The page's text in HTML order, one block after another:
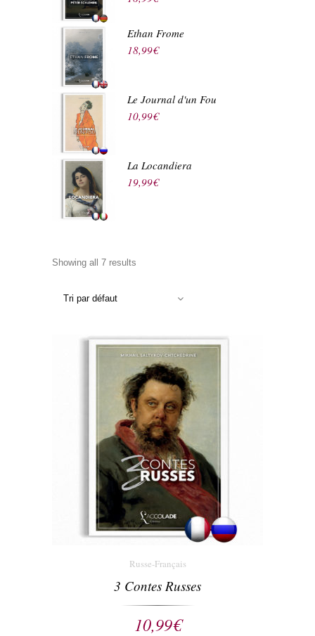
Ethan Frome
18,99€
Le Journal d'un Fou
10,99€
La Locandiera
19,99€
Showing all 7 results
Tri par défaut
Russe-Français
3 Contes Russes
10,99€